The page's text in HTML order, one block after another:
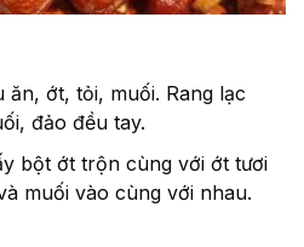
ăn, ớt, tỏi, muối. Rang lạc
đảo đều tay.
bột ớt trộn cùng với ớt tươi
muối vào cùng với nhau.